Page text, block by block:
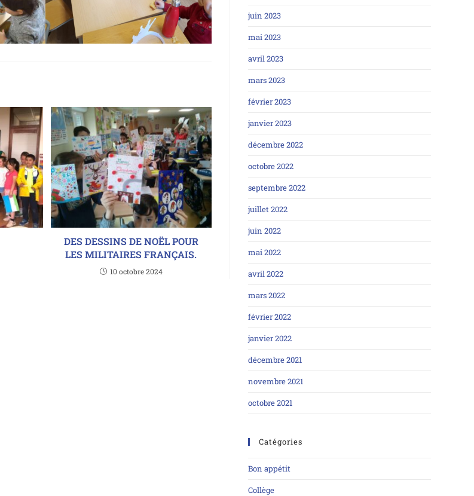
DES DESSINS DE NOËL POUR
LES MILITAIRES FRANÇAIS.
10 octobre 2024
juin 2023
mai 2023
avril 2023
mars 2023
février 2023
janvier 2023
décembre 2022
octobre 2022
septembre 2022
juillet 2022
juin 2022
mai 2022
avril 2022
mars 2022
février 2022
janvier 2022
décembre 2021
novembre 2021
octobre 2021
Catégories
Bon appétit
Collège